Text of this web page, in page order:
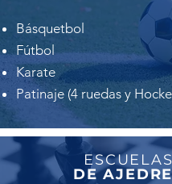
Básquetbol
Fútbol
Karate
Patinaje (4 ruedas y
ESCUELAS
DE